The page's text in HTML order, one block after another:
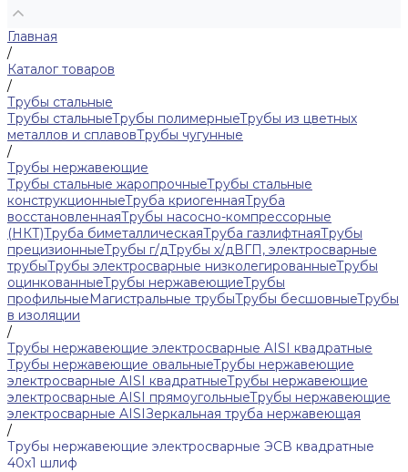
Главная
/
Каталог товаров
/
Трубы стальные
Трубы стальныеТрубы полимерныеТрубы из цветных
металлов и сплавовТрубы чугунные
/
Трубы нержавеющие
Трубы стальные жаропрочныеТрубы стальные
конструкционныеТруба криогеннаяТруба
восстановленнаяТрубы насосно-компрессорные
(НКТ)Труба биметаллическаяТруба газлифтнаяТрубы
прецизионныеТрубы г/дТрубы х/дВГП, электросварные
трубыТрубы электросварные низколегированныеТрубы
оцинкованныеТрубы нержавеющиеТрубы
профильныеМагистральные трубыТрубы бесшовныеТрубы
в изоляции
/
Трубы нержавеющие электросварные AISI квадратные
Трубы нержавеющие овальныеТрубы нержавеющие
электросварные AISI квадратныеТрубы нержавеющие
электросварные AISI прямоугольныеТрубы нержавеющие
электросварные AISIЗеркальная труба нержавеющая
/
Трубы нержавеющие электросварные ЭСВ квадратные
40x1 шлиф